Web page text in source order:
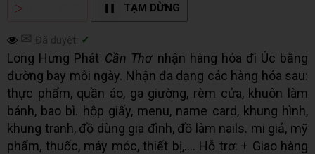
▷ TẠM DỪNG
✉ Đã duyệt: ✓
Long Hưng Phát Cần Thơ nhận hàng hóa đi Úc bằng
đường bay mỗi ngày. Nhận đa dạng các hàng hóa sau:
thực phẩm, quần áo, ga giường, rèm cửa, khuôn làm
bánh, bao bì. hộp giấy, menu, name card, khung hình,
khung tranh, đồ dùng gia đình, đồ làm nails. mi giả, mỹ
phẩm, thuốc, máy móc, thiết bị,.... Hỗ trơ: + Giao hàng